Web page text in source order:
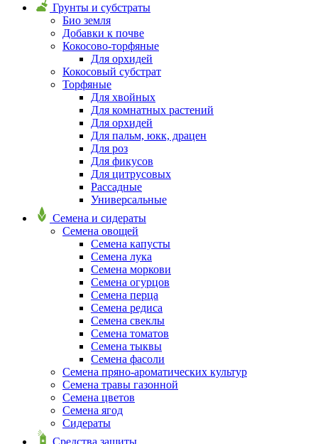
Грунты и субстраты
Био земля
Добавки к почве
Кокосово-торфяные
Для орхидей
Кокосовый субстрат
Торфяные
Для хвойных
Для комнатных растений
Для орхидей
Для пальм, юкк, драцен
Для роз
Для фикусов
Для цитрусовых
Рассадные
Универсальные
Семена и сидераты
Семена овощей
Семена капусты
Семена лука
Семена моркови
Семена огурцов
Семена перца
Семена редиса
Семена свеклы
Семена томатов
Семена тыквы
Семена фасоли
Семена пряно-ароматических культур
Семена травы газонной
Семена цветов
Семена ягод
Сидераты
Средства защиты